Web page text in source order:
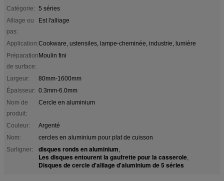
Catégorie: 5 séries
Alliage ou
pas:
Est l'alliage
Application:Cookware, ustensiles, lampe-cheminée, industrie, lumière
Préparation
de surface:
Moulin fini
Largeur:
80mm-1600mm
Épaisseur: 0.3mm-6.0mm
Nom de
produit:
Cercle en aluminium
Couleur:
Argenté
Nom:
cercles en aluminium pour plat de cuisson
Surligner:
disques ronds en aluminium,
Les disques entourent la gaufrette pour la casserole,
Disques de cercle d'alliage d'aluminium de 5 séries